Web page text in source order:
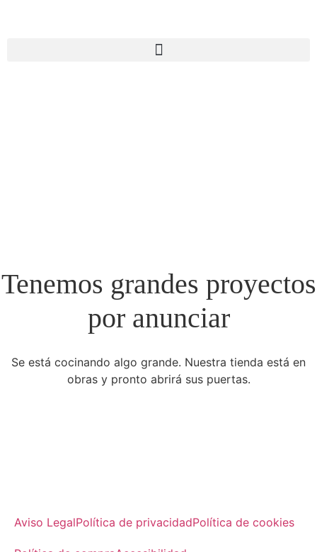
Tenemos grandes proyectos
por anunciar
Se está cocinando algo grande. Nuestra tienda está en
obras y pronto abrirá sus puertas.
Aviso LegalPolítica de privacidadPolítica de cookies